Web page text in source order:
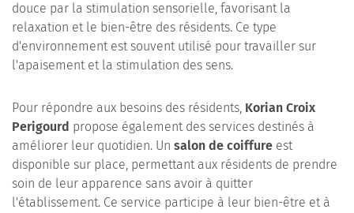
douce par la stimulation sensorielle, favorisant la
relaxation et le bien-être des résidents. Ce type
d'environnement est souvent utilisé pour travailler sur
l'apaisement et la stimulation des sens.
Pour répondre aux besoins des résidents, Korian Croix
Perigourd propose également des services destinés à
améliorer leur quotidien. Un salon de coiffure est
disponible sur place, permettant aux résidents de prendre
soin de leur apparence sans avoir à quitter
l'établissement. Ce service participe à leur bien-être et à